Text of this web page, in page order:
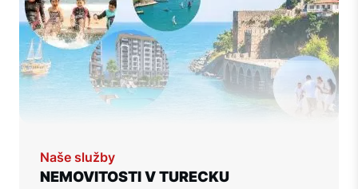
Naše služby
NEMOVITOSTI V TURECKU